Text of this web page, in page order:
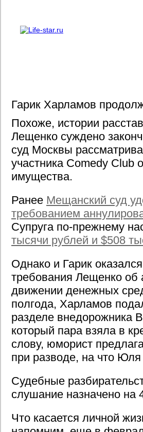
Гарик Харламов
Похоже, истории
Лещенко суждено
суд Москвы
участника Comedy Club
имущества.
Ранее Мещанский суд
требованием
Супруга по-прежнему
тысячи рублей и $508
Однако и Гарик
требования Лещенко об
движении денежных
полгода, Харламов
разделе внедорожника
который пара взяла в
слову, юморист
при разводе, на что Юля
Судебные
слушание назначено на
Что касается личной